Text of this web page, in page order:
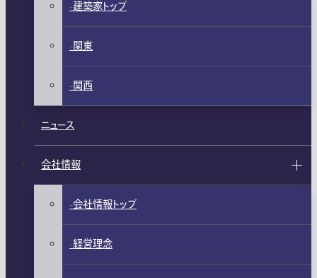
建築家トップ
関東
関西
ニュース
会社情報
会社情報トップ
経営理念